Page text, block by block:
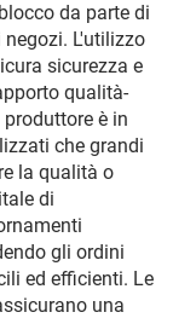
da parte di
L'utilizzo
sicurezza e
qualità-
è in
che grandi
la qualità o
di
gli ordini
ed efficienti. Le
una